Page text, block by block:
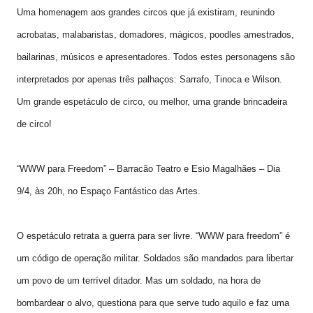
Uma homenagem aos grandes circos que já existiram, reunindo
acrobatas, malabaristas, domadores, mágicos, poodles amestrados,
bailarinas, músicos e apresentadores. Todos estes personagens são
interpretados por apenas três palhaços: Sarrafo, Tinoca e Wilson.
Um grande espetáculo de circo, ou melhor, uma grande brincadeira
de circo!
“WWW para Freedom” – Barracão Teatro e Esio Magalhães – Dia
9/4, às 20h, no Espaço Fantástico das Artes.
O espetáculo retrata a guerra para ser livre. “WWW para freedom” é
um código de operação militar. Soldados são mandados para libertar
um povo de um terrível ditador. Mas um soldado, na hora de
bombardear o alvo, questiona para que serve tudo aquilo e faz uma